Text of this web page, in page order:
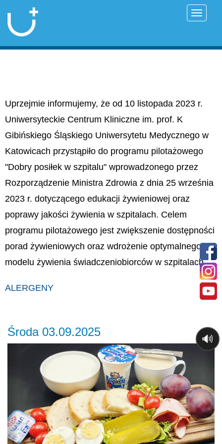
Uprzejmie informujemy, że od 10 listopada 2023 r.
Uniwersyteckie Centrum Kliniczne im. prof. K
Gibińskiego Śląskiego Uniwersytetu Medycznego w
Katowicach przystąpiło do programu pilotażowego
"Dobry posiłek w szpitalu" wprowadzonego przez
Rozporządzenie Ministra Zdrowia z dnia 25 września
2023 r. dotyczącego edukacji żywieniowej oraz
poprawy jakości żywienia w szpitalach. Celem
programu pilotażowego jest zwiększenie dostępności
porad żywieniowych oraz wdrożenie optymalnego
modelu żywienia świadczeniobiorców w szpitalach.
ALERGENY
Środa 03.09.2025
🔊